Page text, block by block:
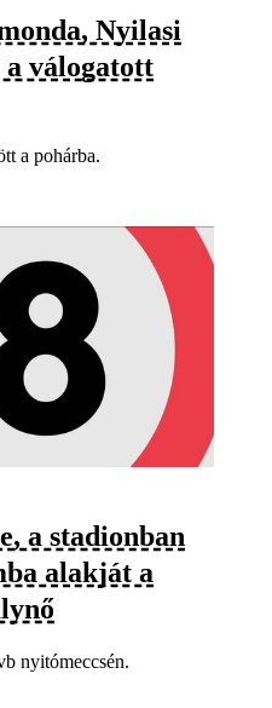
Nyilasi
válogatott
a pohárba.
a stadionban
alakját a
nyitómeccsén.